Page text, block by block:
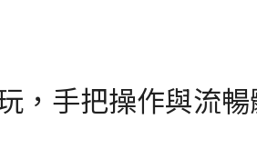
，手把操作與流